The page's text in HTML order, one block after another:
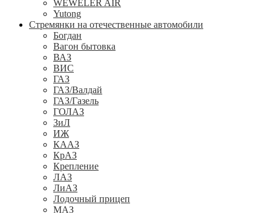
WEWELER AIR
Yutong
Стремянки на отечественные автомобили
Богдан
Вагон бытовка
ВАЗ
ВИС
ГАЗ
ГАЗ/Валдай
ГАЗ/Газель
ГОЛАЗ
ЗиЛ
ИЖ
КААЗ
КрАЗ
Крепление
ЛАЗ
ЛиАЗ
Лодочный прицеп
МАЗ